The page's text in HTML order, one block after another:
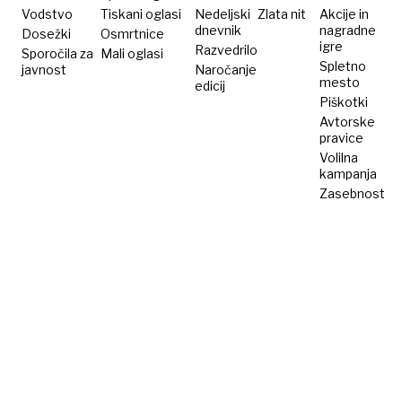
osumljenca
priprta
Vodstvo
Dosežki
Sporočila za
javnost
Tiskani oglasi
Osmrtnice
Mali oglasi
Nedeljski
dnevnik
Razvedrilo
Naročanje
edicij
Zlata nit
Akcije in
nagradne
igre
Spletno
mesto
Piškotki
Avtorske
pravice
Volilna
kampanja
Zasebnost